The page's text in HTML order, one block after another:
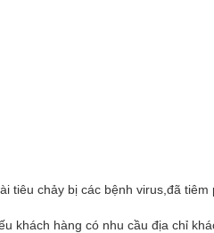
tiêu chảy bị các bệnh virus,đã tiêm
khách hàng có nhu cầu địa chỉ